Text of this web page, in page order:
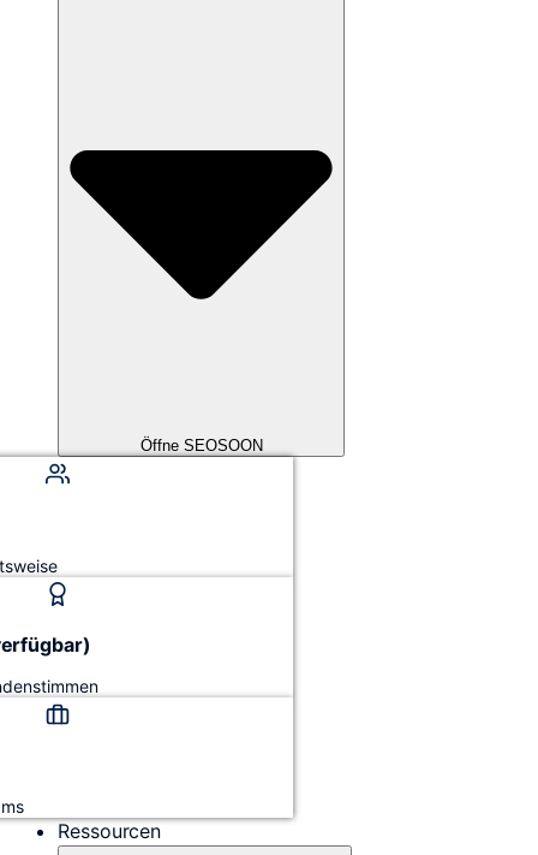
Öffne SEOSOON
Ressourcen